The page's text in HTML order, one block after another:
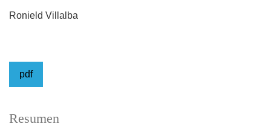
Ronield Villalba
pdf
Resumen